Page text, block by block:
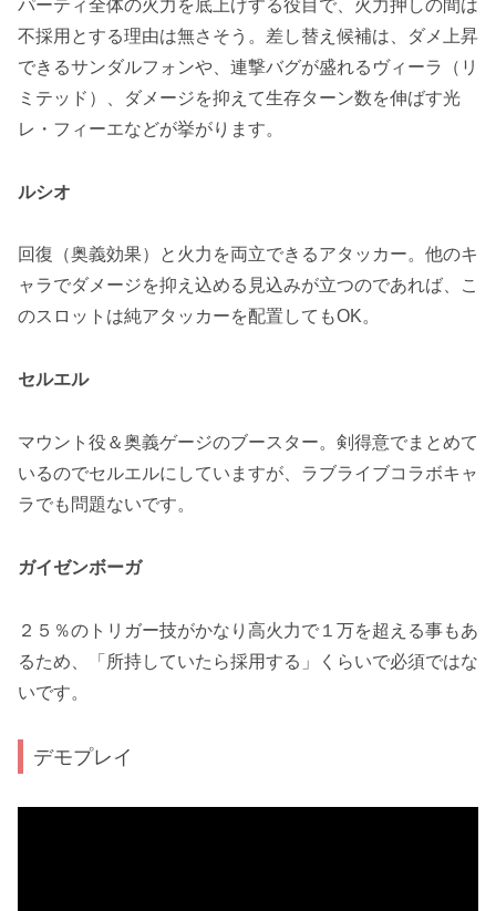
パーティ全体の火力を底上げする役目で、火力押しの間は
不採用とする理由は無さそう。差し替え候補は、ダメ上昇
できるサンダルフォンや、連撃バグが盛れる ヴィーラ（リ
ミテッド）
、ダメージを抑えて生存ターン数を伸ばす光
レ・フィーエなどが挙がります。
ルシオ
回復（奥義効果）と火力を両立できるアタッカー。他のキ
ャラでダメージを抑え込める見込みが立つのであれば、こ
のスロットは純アタッカーを配置してもOK。
セルエル
マウント役＆奥義ゲージのブースター。剣得意でまとめて
いるのでセルエルにしていますが、 ラブライブコラボキャ
ラでも問題ないです。
ガイゼンボーガ
２５％のトリガー技がかなり高火力で１万を超える事もあ
るため、「所持していたら採用する」くらいで必須ではな
いです。
デモプレイ